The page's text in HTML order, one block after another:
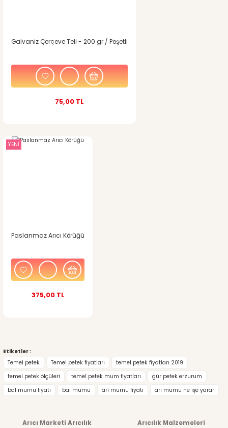
Galvaniz Çerçeve Teli - 200 gr / Poşetli
75,00 TL
YENİ
Paslanmaz Arıcı Körüğü
375,00 TL
Etiketler :
Temel petek
Temel petek fiyatları
temel petek fiyatları 2019
temel petek ölçüleri
temel petek mum fiyatları
gür petek erzurum
bal mumu fiyatı
bal mumu arı mumu fiyatı arı mumu ne işe yarar
Arıcı Marketi Arıcılık
Arıcılık Malzemeleri